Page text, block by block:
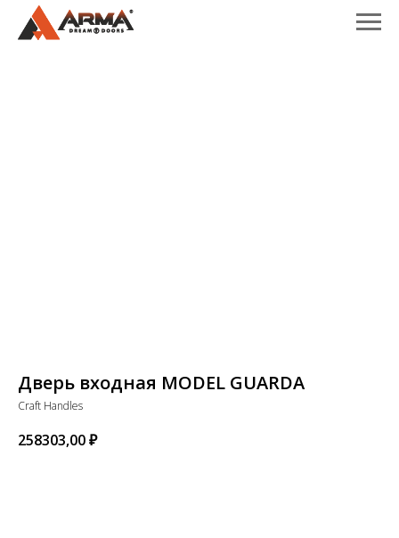
Дверь входная MODEL GUARDA
Craft Handles
258303,00₽